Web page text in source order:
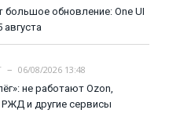
большое обновление: One UI
06/08/2026 13:48
не работают Ozon,
РЖД и другие сервисы